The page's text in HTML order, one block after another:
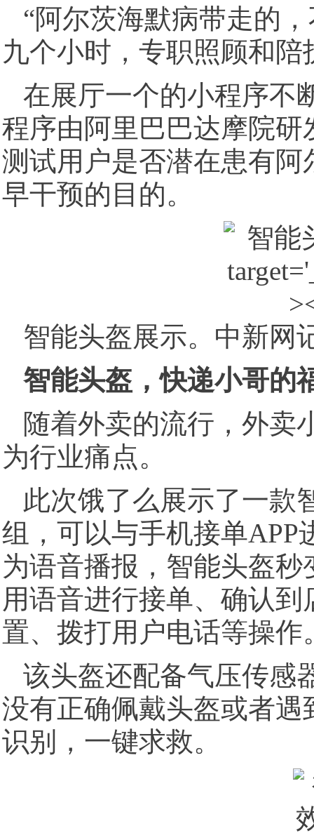
“阿尔茨海默病带走的
九个小时，专职照顾和
在展厅一个的小程序不
程序由阿里巴巴达摩院
测试用户是否潜在患有
早干预的目的。
智能头盔展示。中新网
智能头盔，快递小哥的
随着外卖的流行，外卖
为行业痛点。
此次饿了么展示了一款
组，可以与手机接单APP
为语音播报，智能头盔秒
用语音进行接单、确认
置、拨打用户电话等操作
该头盔还配备气压传感
没有正确佩戴头盔或者
识别，一键求救。